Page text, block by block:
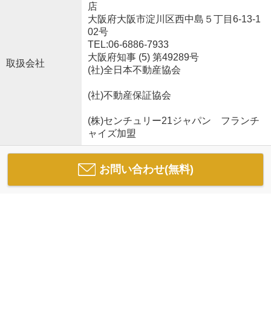
取扱会社
店
大阪府大阪市淀川区西中島５丁目6-13-1
02号
TEL:06-6886-7933
大阪府知事 (5) 第49289号
(社)全日本不動産協会
(社)不動産保証協会
(株)センチュリー21ジャパン フランチ
ャイズ加盟
お問い合わせ(無料)